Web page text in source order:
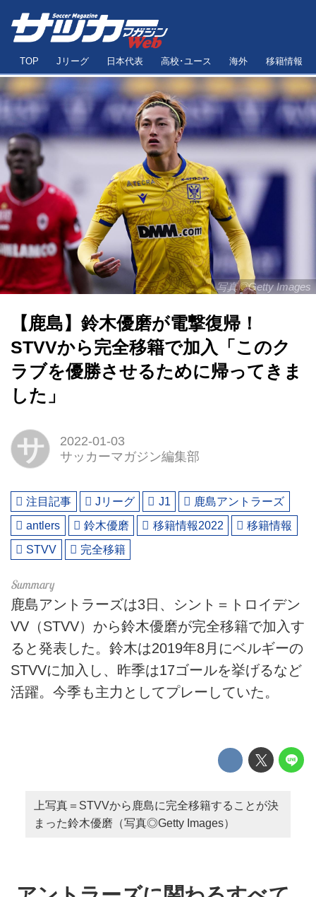
TOP Jリーグ 日本代表 高校･ユース 海外 移籍情報
写真◎Getty Images
【鹿島】鈴木優磨が電撃復帰！
STVVから完全移籍で加入「このク
ラブを優勝させるために帰ってきま
した」
サ
2022-01-03
サッカーマガジン編集部
注目記事 Jリーグ J1
鹿島アントラーズ
antlers
鈴木優磨 移籍情報2022
移籍情報
STVV
完全移籍
鹿島アントラーズは3日、シント＝トロイデン
VV（STVV）から鈴木優磨が完全移籍で加入す
ると発表した。鈴木は2019年8月にベルギーの
STVVに加入し、昨季は17ゴールを挙げるなど
活躍。今季も主力としてプレーしていた。
上写真＝STVVから鹿島に完全移籍することが決
まった鈴木優磨（写真◎Getty Images）